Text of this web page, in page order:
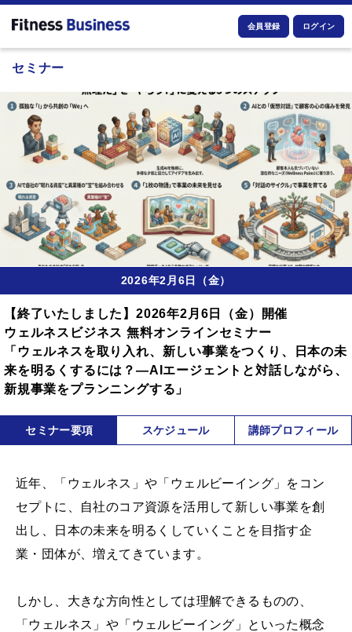
会員登録 ログイン
セミナー
2026年2月6日（金）
【終了いたしました】2026年2月6日（金）開催
ウェルネスビジネス 無料オンラインセミナー
「ウェルネスを取り入れ、新しい事業をつくり、日本の未
来を明るくするには？―AIエージェントと対話しながら、
新規事業をプランニングする」
セミナー要項 スケジュール 講師プロフィール
近年、「ウェルネス」や「ウェルビーイング」をコン
セプトに、自社のコア資源を活用して新しい事業を創
出し、日本の未来を明るくしていくことを目指す企
業・団体が、増えてきています。
しかし、大きな方向性としては理解できるものの、
「ウェルネス」や「ウェルビーイング」といった概念